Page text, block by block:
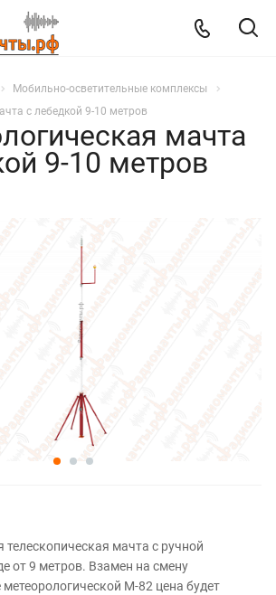
Мобильно-осветительные комплексы
с лебедкой 9-10 метров
мачта
9-10 метров
телескопическая мачта с ручной
от 9 метров. Взамен на смену
М-82 цена будет